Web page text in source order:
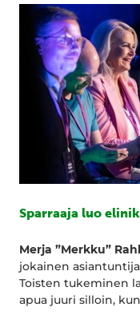
Sparraaja luo
Merja ”Merkku”
jokainen
Toisten tukeminen
apua juuri silloin,